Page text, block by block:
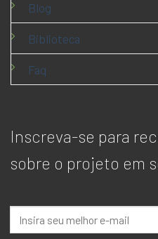
Blog
Biblioteca
Faq
Inscreva-se para
sobre o projeto em